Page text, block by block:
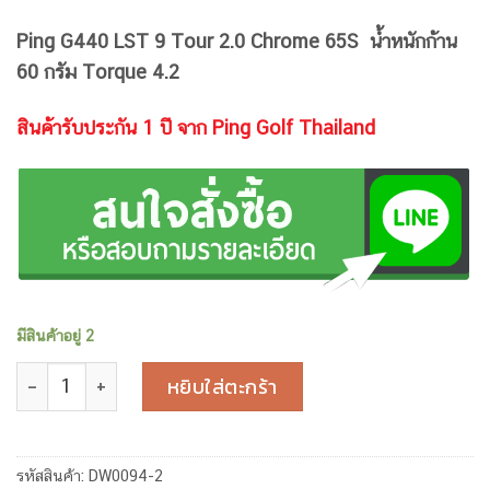
Ping G440 LST 9 Tour 2.0 Chrome 65S น้ำหนักก้าน
60 กรัม Torque 4.2
สินค้ารับประกัน 1 ปี จาก Ping Golf Thailand
มีสินค้าอยู่ 2
จำนวน Ping G440 LST 9 Tour 2.0 Chrome 65S Flex Brand
หยิบใส่ตะกร้า
รหัสสินค้า: DW0094-2